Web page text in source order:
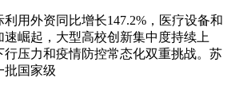
用外资同比增长147.2%，医疗设备和
速崛起，大型高校创新集中度持续上
行压力和疫情防控常态化双重挑战。苏
批国家级